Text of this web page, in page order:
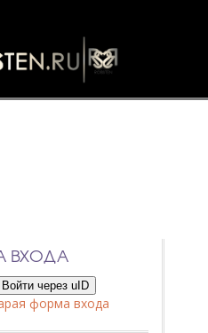
ВХОДА
Войти через uID
форма входа